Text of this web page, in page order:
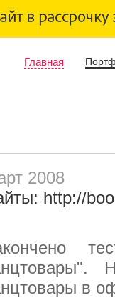
Главная
2008
http://
в